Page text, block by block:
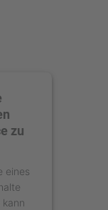
zu
eines